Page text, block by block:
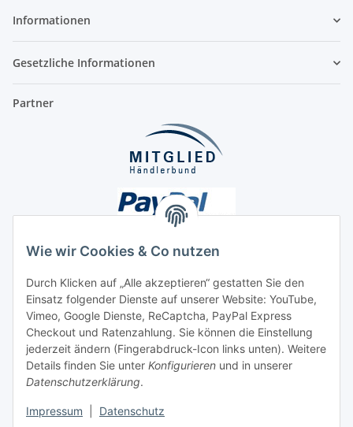
Wie wir Cookies & Co nutzen
Durch Klicken auf „Alle akzeptieren“ gestatten Sie den
Einsatz folgender Dienste auf unserer Website: YouTube,
Vimeo, Google Dienste, ReCaptcha, PayPal Express
Checkout und Ratenzahlung. Sie können die Einstellung
jederzeit ändern (Fingerabdruck-Icon links unten). Weitere
Details finden Sie unter Konfigurieren und in unserer
Datenschutzerklärung.
Impressum Datenschutz
Informationen
Gesetzliche Informationen
Partner
Unsere Seiten
Social Media
Vertrag widerrufen